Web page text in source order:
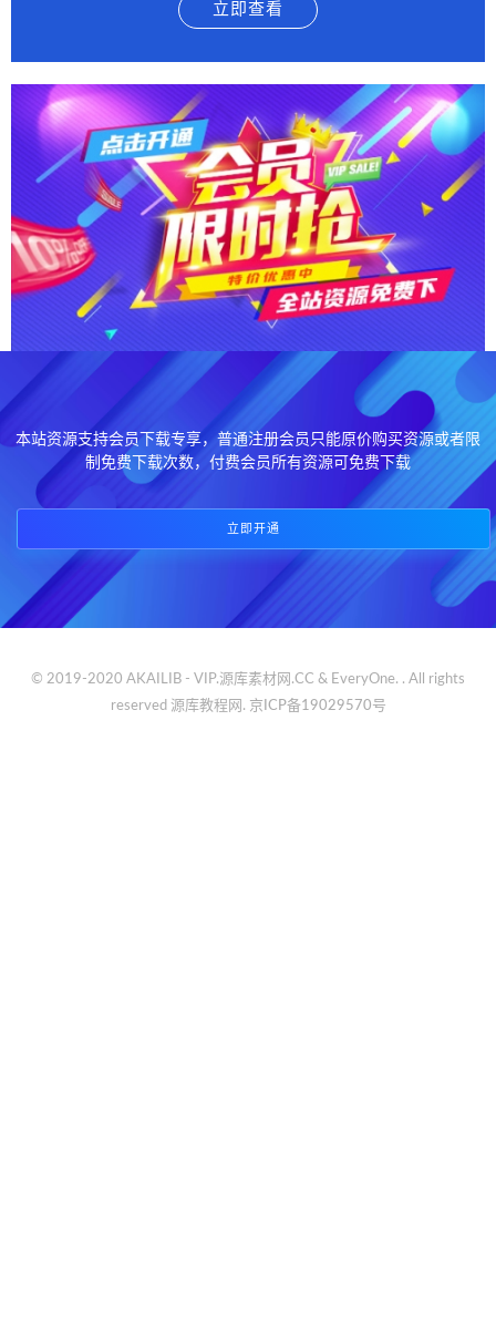
立即查看
本站资源支持会员下载专享，普通注册会员只能原价购买资源或者限
制免费下载次数，付费会员所有资源可免费下载
立即开通
© 2019-2020 AKAILIB - VIP.源库素材网.CC & EveryOne. . All rights
reserved 源库教程网. 京ICP备19029570号